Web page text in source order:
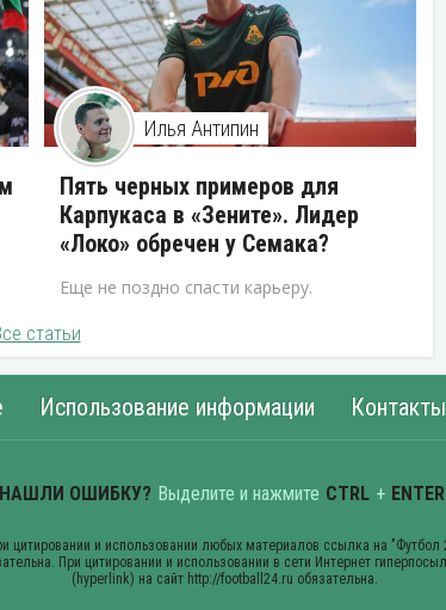
Илья Антипин
Пять черных примеров для
Карпукаса в «Зените». Лидер
«Локо» обречен у Семака?
Еще не поздно спасти карьеру.
статьи
Использование информации Контакты